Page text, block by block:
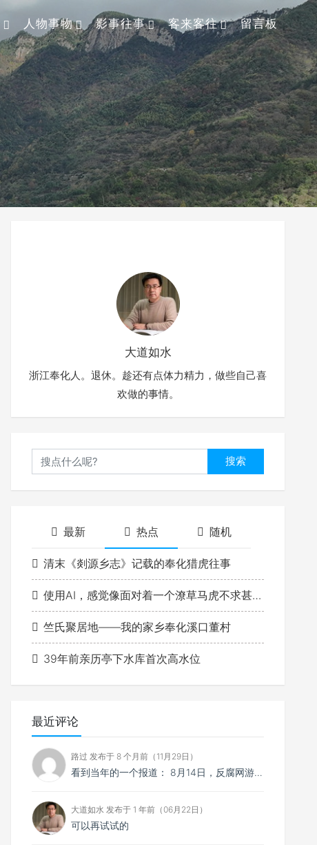
人物事物 影事往事 客来客往 留言板
大道如水
浙江奉化人。退休。趁还有点体力精力，做些自己喜
欢做的事情。
搜索
最新 热点 随机
清末《剡源乡志》记载的奉化猎虎往事
使用AI，感觉像面对着一个潦草马虎不求甚解的学生
竺氏聚居地——我的家乡奉化溪口董村
39年前亲历亭下水库首次高水位
最近评论
路过 发布于 8 个月前（11月29日）
看到当年的一个报道： 8月14日，反腐网游《清廉战士》的官方网站宣布关闭。这部曾因题材特殊而火...
大道如水 发布于 1 年前（06月22日）
可以再试试的